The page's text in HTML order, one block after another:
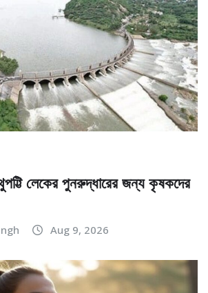
লেকের পুনরুদ্ধারের জন্য কৃষকদের
Aug 9, 2026